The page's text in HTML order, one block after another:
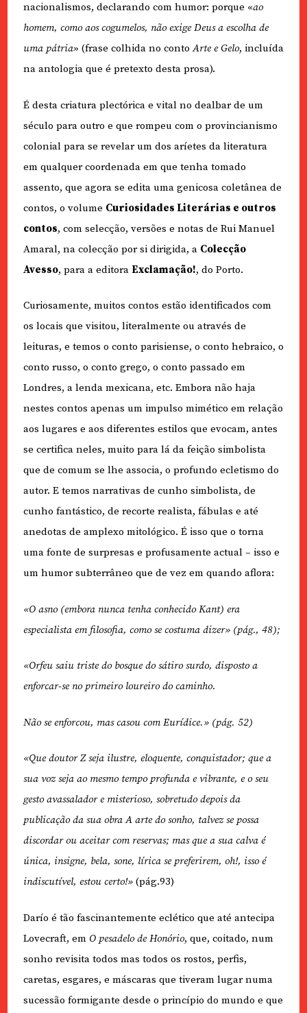
nacionalismos, declarando com humor: porque «ao
homem, como aos cogumelos, não exige Deus a escolha de
uma pátria» (frase colhida no contoArte e Gelo, incluída
na antologia que é pretexto desta prosa).
É desta criatura plectórica e vital no dealbar de um
século para outro e que rompeu com o provincianismo
colonial para se revelar um dos aríetes da literatura
em qualquer coordenada em que tenha tomado
assento, que agora se edita uma genicosa coletânea de
contos, o volume Curiosidades Literárias e outros
contos, com selecção, versões e notas de Rui Manuel
Amaral, na colecção por si dirigida, a Colecção
Avesso, para a editora Exclamação!, do Porto.
Curiosamente, muitos contos estão identificados com
os locais que visitou, literalmente ou através de
leituras, e temos o conto parisiense, o conto hebraico, o
conto russo, o conto grego, o conto passado em
Londres, a lenda mexicana, etc. Embora não haja
nestes contos apenas um impulso mimético em relação
aos lugares e aos diferentes estilos que evocam, antes
se certifica neles, muito para lá da feição simbolista
que de comum se lhe associa, o profundo ecletismo do
autor. E temos narrativas de cunho simbolista, de
cunho fantástico, de recorte realista, fábulas e até
anedotas de amplexo mitológico. É isso que o torna
uma fonte de surpresas e profusamente actual – isso e
um humor subterrâneo que de vez em quando aflora:
«O asno (embora nunca tenha conhecido Kant) era
especialista em filosofia, como se costuma dizer» (pág., 48);
«Orfeu saiu triste do bosque do sátiro surdo, disposto a
enforcar-se no primeiro loureiro do caminho.
Não se enforcou, mas casou com Eurídice.» (pág. 52)
«Que doutor Z seja ilustre, eloquente, conquistador; que a
sua voz seja ao mesmo tempo profunda e vibrante, e o seu
gesto avassalador e misterioso, sobretudo depois da
publicação da sua obra A arte do sonho, talvez se possa
discordar ou aceitar com reservas; mas que a sua calva é
única, insigne, bela, sone, lírica se preferirem, oh!, isso é
indiscutível, estou certo!»(pág.93)
Darío é tão fascinantemente eclético que até antecipa
Lovecraft, em O pesadelo de Honório, que, coitado, num
sonho revisita todos mas todos os rostos, perfis,
caretas, esgares, e máscaras que tiveram lugar numa
sucessão formigante desde o princípio do mundo e que